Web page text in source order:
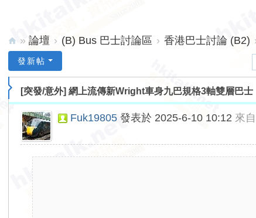
lk.
» 論壇 › (B) Bus 巴士討論區 › 香港巴士討論 (B2)
發新帖
[突發/意外]網上流傳新Wright車身九巴規格3軸雙層巴士
Fuk19805 發表於 2025-6-10 10:12 來